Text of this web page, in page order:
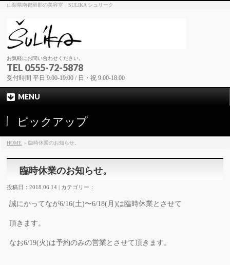
山梨県南都留郡の美容室 SULIKA シュリーク
お気軽にお問い合わせください。
TEL 0555-72-5878
受付時間 平日 9:00-19:00 / 日・祝 9:00-18:00
MENU
ピックアップ
HOME » 臨時休業のお知らせ。
臨時休業のお知らせ。
投稿日：2018.06.14 | カテゴリー：
誠にかってなが6/16(土)〜6/18(月)は臨時休業とさせて
頂きます。
なお6/19(火)は予約のみの営業とさせて頂きます。